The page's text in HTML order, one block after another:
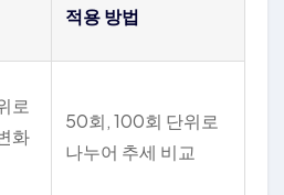
적용 방법
로
화
50회, 100회 단위로
나누어 추세 비교